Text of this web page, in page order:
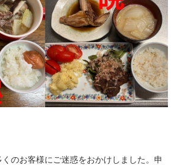
のお客様にご迷惑をおかけしました。申